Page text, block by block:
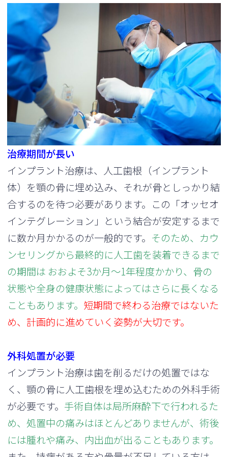
治療期間が長い
インプラント治療は、人工歯根（インプラント
体）を顎の骨に埋め込み、それが骨としっかり結
合するのを待つ必要があります。この「オッセオ
インテグレーション」という結合が安定するまで
に数か月かかるのが一般的です。 そのため、カウ
ンセリングから最終的に人工歯を装着できるまで
の期間は おおよそ3か月～1年程度かかり、骨の
状態や全身の健康状態によってはさらに長くなる
こともあります。 短期間で終わる治療ではないた
め、計画的に進めていく姿勢が大切です。
外科処置が必要
インプラント治療は歯を削るだけの処置ではな
く、顎の骨に人工歯根を埋め込むための外科手術
が必要です。 手術自体は局所麻酔下で行われるた
め、処置中の痛みはほとんどありませんが、術後
には腫れや痛み、内出血が出ることもあります。